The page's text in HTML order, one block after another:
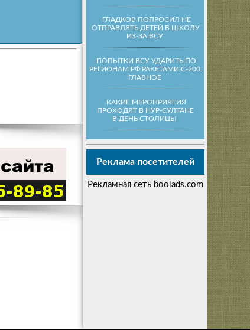
ГЛАДКОВ ПОПРОСИЛ НЕ
ОТПРАВЛЯТЬ ДЕТЕЙ В ШКОЛУ
ИЗ-ЗА ВСУ
ПОПЫТКИ ВСУ УДАРИТЬ ПО
РЕГИОНАМ РФ РАКЕТАМИ С-200.
ГЛАВНОЕ
КАКИЕ МЕРОПРИЯТИЯ
ПРОХОДЯТ В НУР-СУЛТАНЕ
В ДЕНЬ СТОЛИЦЫ
Реклама посетителей
Рекламная сеть boolads.com